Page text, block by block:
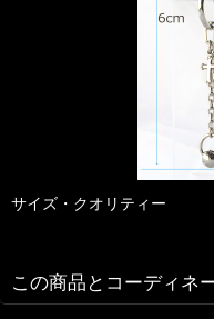
サイズ・クオリティー
この商品とコーディネ